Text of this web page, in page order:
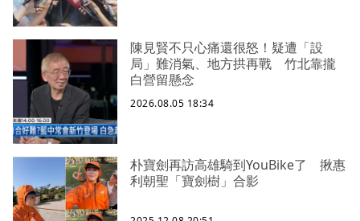
陳見賢不只心痛還很怒！疑遭「設
局」難消氣、地方拱再戰 竹北靠攏
白營留懸念
2026.08.05 18:34
朴寶劍再訪高雄騎到YouBike了 揪惠
利朝聖「寶劍樹」合影